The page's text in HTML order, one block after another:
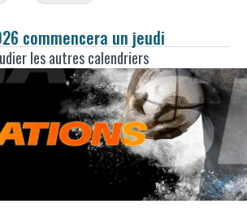
commencera un jeudi
les autres calendriers